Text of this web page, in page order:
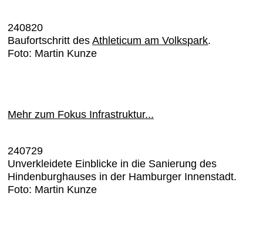
240820
Baufortschritt desAthleticum am Volkspark.
Foto: Martin Kunze
Mehr zum Fokus Infrastruktur...
240729
Unverkleidete Einblicke in die Sanierung des
Hindenburghauses in der Hamburger Innenstadt.
Foto: Martin Kunze